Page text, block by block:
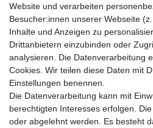
Kältetechnikzubehör
Kältefitting
Y-Verteiler
Mein Konto
Kontakt
Versandkosten
Zahlungsarten
Service
Website und verarbeiten
Besucher:innen unserer Webseite
Inhalte und Anzeigen zu
Drittanbietern einzubinden oder
analysieren. Die Datenverarbeitung
Cookies. Wir teilen diese Daten mit
Einstellungen benennen.
Die Datenverarbeitung kann mit
berechtigten Interesses erfolgen.
oder abgelehnt werden. Es besteht